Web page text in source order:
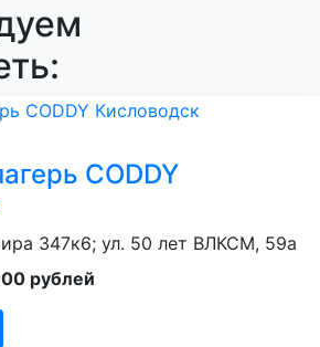
CODDY
347к6; ул. 50 лет ВЛКСМ, 59а
рублей